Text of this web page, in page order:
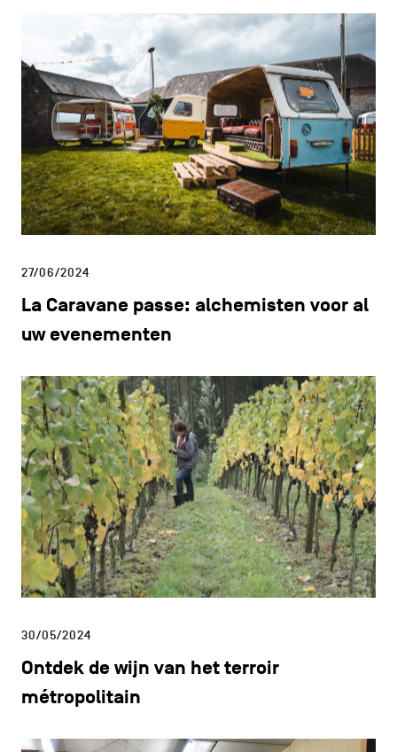
27/06/2024
La Caravane passe: alchemisten voor al
uw evenementen
30/05/2024
Ontdek de wijn van het terroir
métropolitain